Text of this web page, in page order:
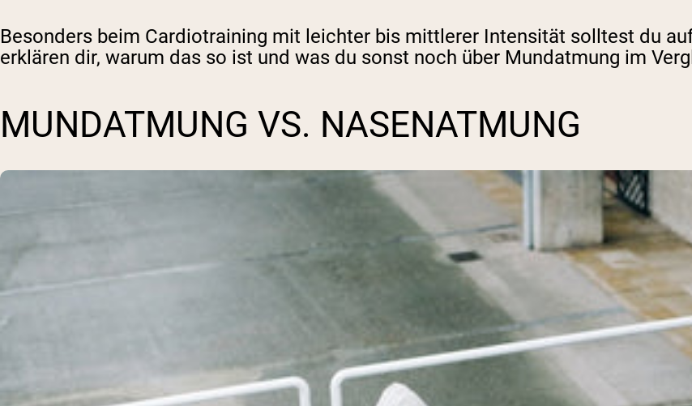
Besonders beim Cardiotraining mit leichter bis mittlerer Intensität solltest du
erklären dir, warum das so ist und was du sonst noch über Mundatmung im
MUNDATMUNG VS. NASENATMUNG